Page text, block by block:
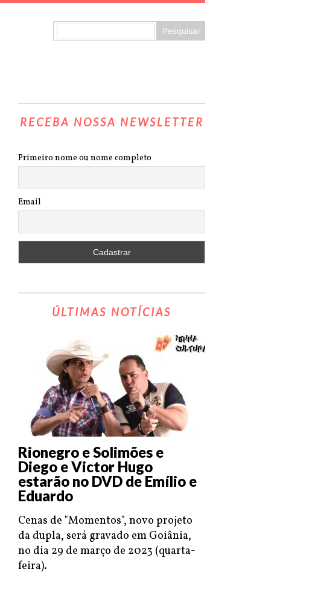
RECEBA NOSSA NEWSLETTER
Primeiro nome ou nome completo
Email
ÚLTIMAS NOTÍCIAS
Rionegro e Solimões e
Diego e Victor Hugo
estarão no DVD de Emílio e
Eduardo
Cenas de "Momentos", novo projeto
da dupla, será gravado em Goiânia,
no dia 29 de março de 2023 (quarta-
feira).